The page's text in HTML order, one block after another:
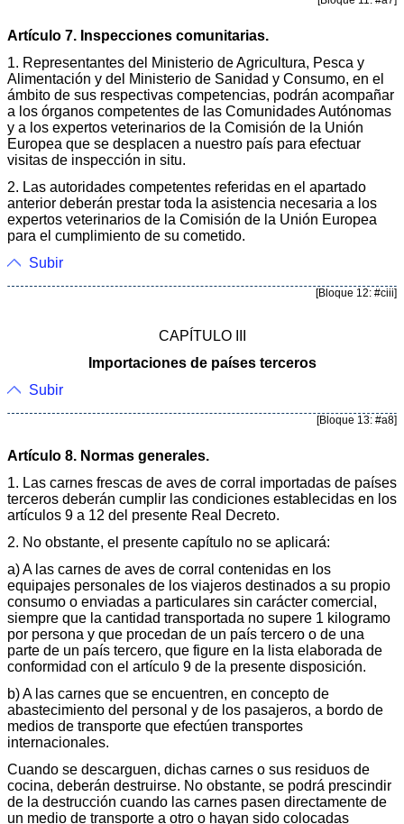
Artículo 7. Inspecciones comunitarias.
1. Representantes del Ministerio de Agricultura, Pesca y
Alimentación y del Ministerio de Sanidad y Consumo, en el
ámbito de sus respectivas competencias, podrán acompañar
a los órganos competentes de las Comunidades Autónomas
y a los expertos veterinarios de la Comisión de la Unión
Europea que se desplacen a nuestro país para efectuar
visitas de inspección in situ.
2. Las autoridades competentes referidas en el apartado
anterior deberán prestar toda la asistencia necesaria a los
expertos veterinarios de la Comisión de la Unión Europea
para el cumplimiento de su cometido.
Subir
[Bloque 12: #ciii]
CAPÍTULO III
Importaciones de países terceros
Subir
[Bloque 13: #a8]
Artículo 8. Normas generales.
1. Las carnes frescas de aves de corral importadas de países
terceros deberán cumplir las condiciones establecidas en los
artículos 9 a 12 del presente Real Decreto.
2. No obstante, el presente capítulo no se aplicará:
a) A las carnes de aves de corral contenidas en los
equipajes personales de los viajeros destinados a su propio
consumo o enviadas a particulares sin carácter comercial,
siempre que la cantidad transportada no supere 1 kilogramo
por persona y que procedan de un país tercero o de una
parte de un país tercero, que figure en la lista elaborada de
conformidad con el artículo 9 de la presente disposición.
b) A las carnes que se encuentren, en concepto de
abastecimiento del personal y de los pasajeros, a bordo de
medios de transporte que efectúen transportes
internacionales.
Cuando se descarguen, dichas carnes o sus residuos de
cocina, deberán destruirse. No obstante, se podrá prescindir
de la destrucción cuando las carnes pasen directamente de
un medio de transporte a otro o hayan sido colocadas